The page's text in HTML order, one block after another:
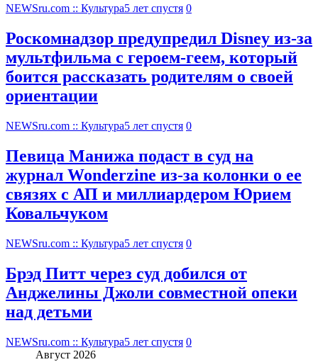
NEWSru.com :: Культура5 лет спустя 0
Роскомнадзор предупредил Disney из-за
мультфильма c героем-геем, который
боится рассказать родителям о своей
ориентации
NEWSru.com :: Культура5 лет спустя 0
Певица Манижа подаст в суд на
журнал Wonderzine из-за колонки о ее
связях с АП и миллиардером Юрием
Ковальчуком
NEWSru.com :: Культура5 лет спустя 0
Брэд Питт через суд добился от
Анджелины Джоли совместной опеки
над детьми
NEWSru.com :: Культура5 лет спустя 0
Август 2026